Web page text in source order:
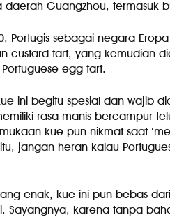
daerah Guangzhou, termasuk
Portugis sebagai negara
custard tart, yang kemudian
egg tart.
ini begitu spesial dan wajib
rasa manis bercampur
kue pun nikmat saat
jangan heran kalau
enak, kue ini pun bebas
Sayangnya, karena tanpa